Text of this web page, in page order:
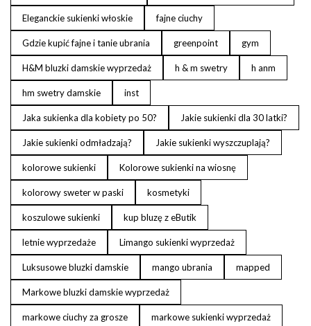
Eleganckie sukienki włoskie fajne ciuchy
Gdzie kupić fajne i tanie ubrania greenpoint gym
H&M bluzki damskie wyprzedaż h & m swetry h anm
hm swetry damskie inst
Jaka sukienka dla kobiety po 50? Jakie sukienki dla 30 latki?
Jakie sukienki odmładzają? Jakie sukienki wyszczuplają?
kolorowe sukienki Kolorowe sukienki na wiosnę
kolorowy sweter w paski kosmetyki
koszulowe sukienki kup bluzę z eButik
letnie wyprzedaże Limango sukienki wyprzedaż
Luksusowe bluzki damskie mango ubrania mapped
Markowe bluzki damskie wyprzedaż
markowe ciuchy za grosze markowe sukienki wyprzedaż